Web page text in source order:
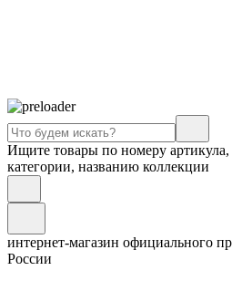
Ищите товары по номеру
категории, названию коллекции
интернет-магазин официального
России